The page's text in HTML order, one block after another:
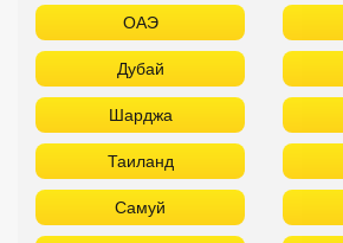
ОАЭ
Дубай
Шарджа
Таиланд
Самуй